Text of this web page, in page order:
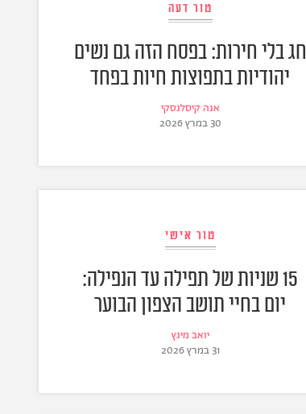
טור דעה
חג בלי חירות: בפסח הזה גם נשים
יהודיות בתפוצות חיות בפחד
אנה קיסלנסקי
30 במרץ 2026
טור אישי
15 שניות של תפילה עד הנפילה:
יום בחיי תושב הצפון הבוער
יואב מינץ
31 במרץ 2026